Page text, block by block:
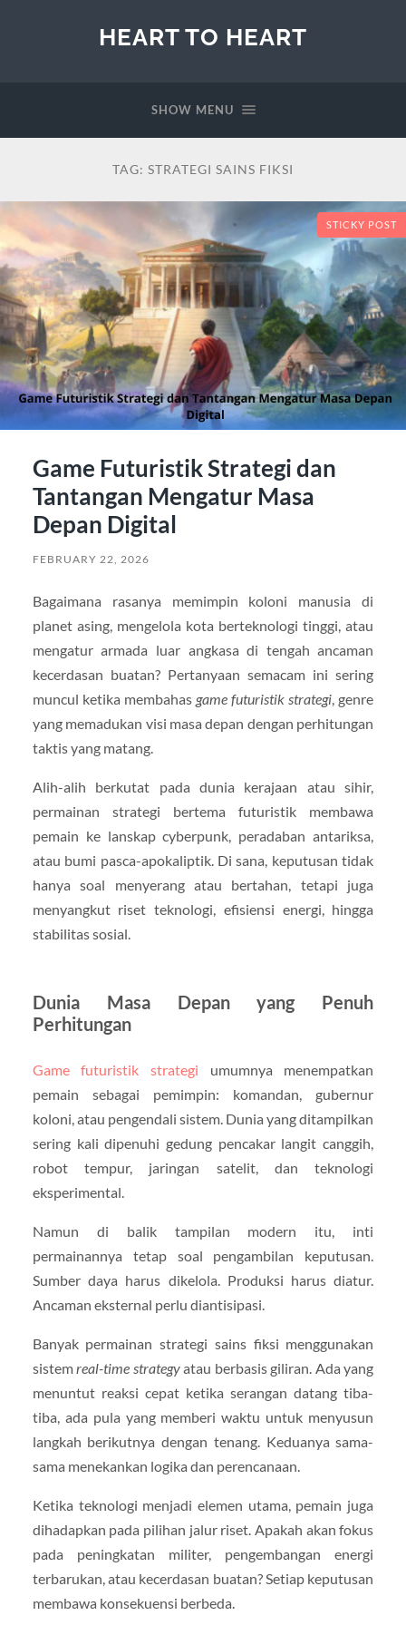
HEART TO HEART
SHOW MENU
TAG: STRATEGI SAINS FIKSI
STICKY POST
Game Futuristik Strategi dan
Tantangan Mengatur Masa
Depan Digital
FEBRUARY 22, 2026
Bagaimana rasanya memimpin koloni manusia di
planet asing, mengelola kota berteknologi tinggi, atau
mengatur armada luar angkasa di tengah ancaman
kecerdasan buatan? Pertanyaan semacam ini sering
muncul ketika membahas game futuristik strategi , genre
yang memadukan visi masa depan dengan perhitungan
taktis yang matang.
Alih-alih berkutat pada dunia kerajaan atau sihir,
permainan strategi bertema futuristik membawa
pemain ke lanskap cyberpunk, peradaban antariksa,
atau bumi pasca-apokaliptik. Di sana, keputusan tidak
hanya soal menyerang atau bertahan, tetapi juga
menyangkut riset teknologi, efisiensi energi, hingga
stabilitas sosial.
Dunia Masa Depan yang Penuh
Perhitungan
Game futuristik strategi umumnya menempatkan
pemain sebagai pemimpin: komandan, gubernur
koloni, atau pengendali sistem. Dunia yang ditampilkan
sering kali dipenuhi gedung pencakar langit canggih,
robot tempur, jaringan satelit, dan teknologi
eksperimental.
Namun di balik tampilan modern itu, inti
permainannya tetap soal pengambilan keputusan.
Sumber daya harus dikelola. Produksi harus diatur.
Ancaman eksternal perlu diantisipasi.
Banyak permainan strategi sains fiksi menggunakan
sistemreal-time strategyatau berbasis giliran. Ada yang
menuntut reaksi cepat ketika serangan datang tiba-
tiba, ada pula yang memberi waktu untuk menyusun
langkah berikutnya dengan tenang. Keduanya sama-
sama menekankan logika dan perencanaan.
Ketika teknologi menjadi elemen utama, pemain juga
dihadapkan pada pilihan jalur riset. Apakah akan fokus
pada peningkatan militer, pengembangan energi
terbarukan, atau kecerdasan buatan? Setiap keputusan
membawa konsekuensi berbeda.